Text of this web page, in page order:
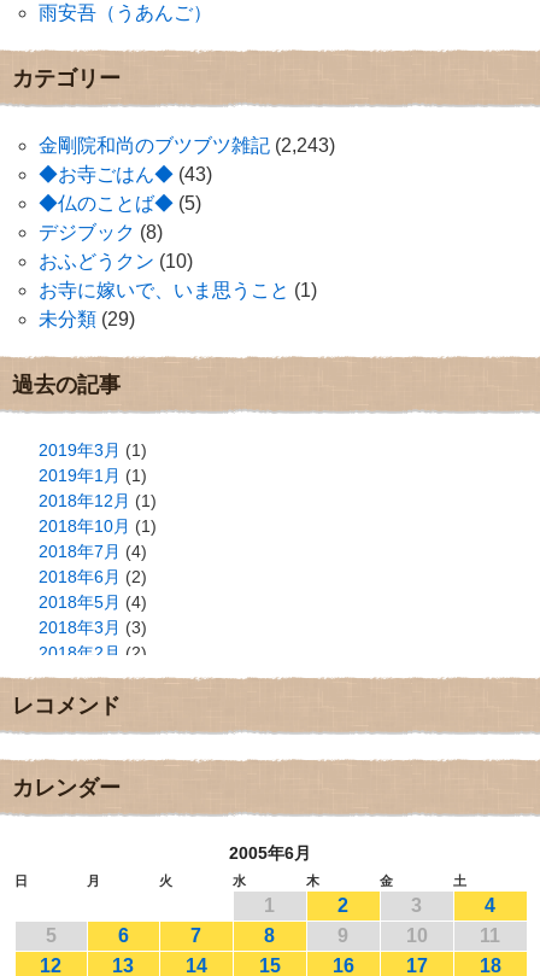
雨安吾（うあんご）
カテゴリー
金剛院和尚のブツブツ雑記 (2,243)
◆お寺ごはん◆ (43)
◆仏のことば◆ (5)
デジブック (8)
おふどうクン (10)
お寺に嫁いで、いま思うこと (1)
未分類 (29)
過去の記事
2019年3月 (1)
2019年1月 (1)
2018年12月 (1)
2018年10月 (1)
2018年7月 (4)
2018年6月 (2)
2018年5月 (4)
2018年3月 (3)
2018年2月 (2)
2018年1月(2)
2017年12月
2017年11月(3)
2017年9月
2017年8月
2017年5月
2017年3月(1)
2017年2月(1)
レコメンド
カレンダー
2005年6月
日 月 火 水 木 金 土
1 2 3
4
5
6 7 8 9 10
11
12
13 14 15 16 17 18